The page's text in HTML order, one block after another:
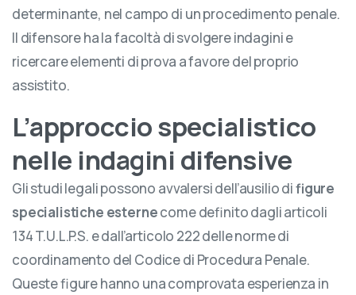
determinante, nel campo di un procedimento penale.
Il difensore ha la facoltà di svolgere indagini e
ricercare elementi di prova a favore del proprio
assistito.
L’approccio specialistico
nelle indagini difensive
Gli studi legali possono avvalersi dell’ausilio difigure
specialistiche esternecome definito dagli articoli
134 T.U.L.P.S. e dall’articolo 222 delle norme di
coordinamento del Codice di Procedura Penale.
Queste figure hanno una comprovata esperienza in